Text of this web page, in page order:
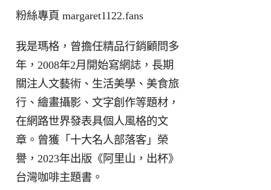
粉絲專頁 margaret1122.fans
我是瑪格，曾擔任精品行銷顧問多
年，2008年2月開始寫網誌，長期
關注人文藝術、生活美學、美食旅
行、繪畫攝影、文字創作等題材，
在網路世界發表具個人風格的文
章。曾獲「十大名人部落客」榮
譽，2023年出版《阿里山，出杯》
台灣咖啡主題書。